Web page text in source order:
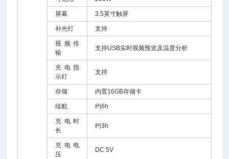
屏幕 3.5英寸触屏
补光灯 支持
视频传
输
支持USB实时视频预览及温度分析
充电指
示灯
支持
存储 内置16GB存储卡
续航 约6h
充电时
长
约3h
充电电
压
DC 5V